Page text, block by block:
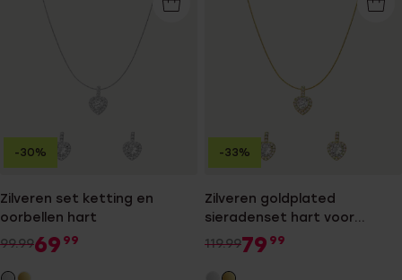
Zilveren set ketting en
oorbellen hart
99.9969 99
-30%
Zilveren goldplated
sieradenset hart voor
dames
119.9979 99
-33%